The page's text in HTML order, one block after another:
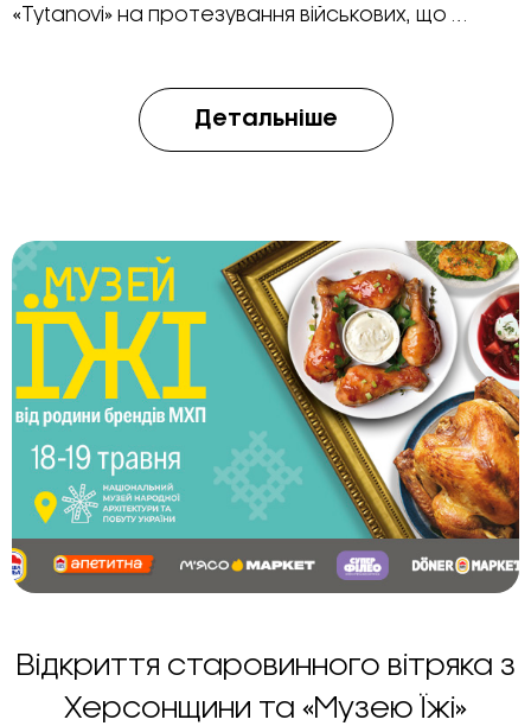
«Tytanovi» на протезування військових, що …
Детальніше
Відкриття старовинного вітряка з
Херсонщини та «Музею Їжі»